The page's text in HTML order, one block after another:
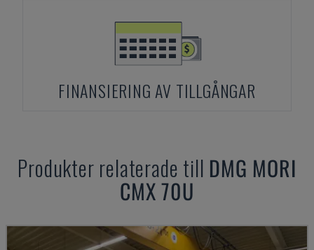
FINANSIERING AV TILLGÅNGAR
Produkter relaterade till DMG MORI
CMX 70U